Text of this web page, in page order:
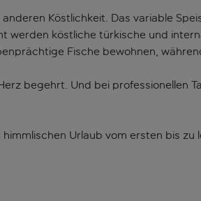
Köstlichkeit. Das variable
werden köstliche türkische und
Fische bewohnen,
begehrt. Und bei professionellen
Urlaub vom ersten bis zu